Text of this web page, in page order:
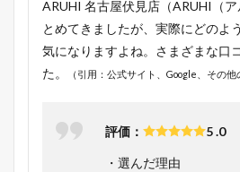
ARUHI 名古屋伏見店（ARUHI（
とめてきましたが、実際にどのよ
気になりますよね。さまざまな口
た。
（引用：公式サイト、Google、その他
評価： 5 .0
・選んだ理由